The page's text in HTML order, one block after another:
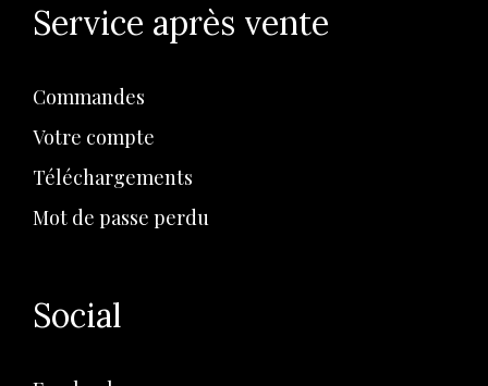
Service après vente
Commandes
Votre compte
Téléchargements
Mot de passe perdu
Social